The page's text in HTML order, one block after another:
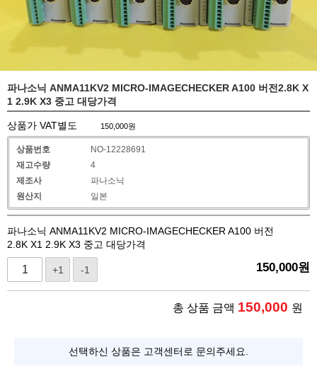
파나소닉 ANMA11KV2 MICRO-IMAGECHECKER A100 버전2.8K X
1 2.9K X3 중고 대당가격
상품가 VAT별도 150,000원
상품번호
NO-12228691
재고수량
4
제조사
파나소닉
원산지
일본
파나소닉 ANMA11KV2 MICRO-IMAGECHECKER A100 버전
2.8K X1 2.9K X3 중고 대당가격
+1 -1 150,000원
총 상품 금액 150,000 원
선택하신 상품은 고객센터로 문의주세요.